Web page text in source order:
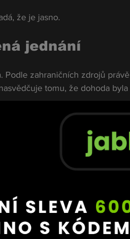
že je jasno.
jednání
Podle zahraničních zdrojů právě
tomu, že dohoda byla
bojovník má oficiálně